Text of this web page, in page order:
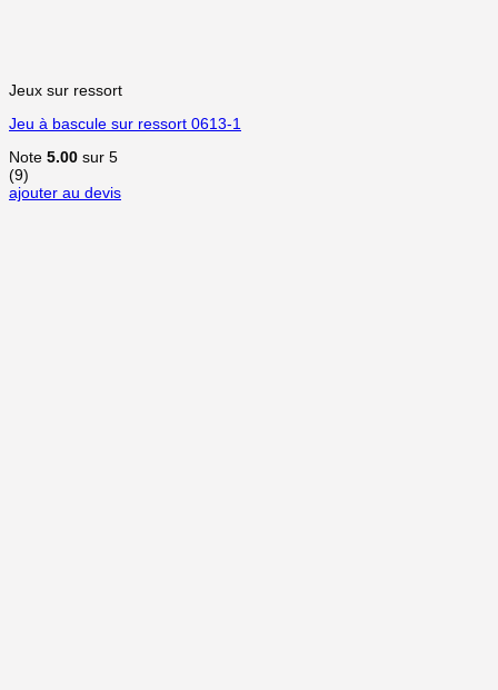
Jeux sur ressort
Jeu à bascule sur ressort 0613-1
Note 5.00 sur 5
(9)
ajouter au devis